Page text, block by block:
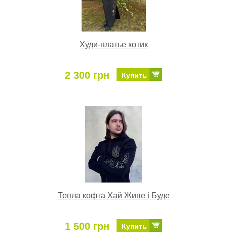
Худи-платье котик
2 300 грн Купить
Тепла кофта Хай Живе і Буде
1 500 грн Купить